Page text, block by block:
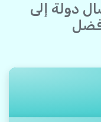
دولة إلى